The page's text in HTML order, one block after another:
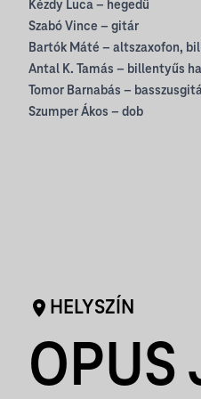
Kézdy Luca – hegedű
Szabó Vince – gitár
Bartók Máté – altszaxofon,
Antal K. Tamás – billentyűs
Tomor Barnabás –
Szumper Ákos – dob
HELYSZÍN
OPUS